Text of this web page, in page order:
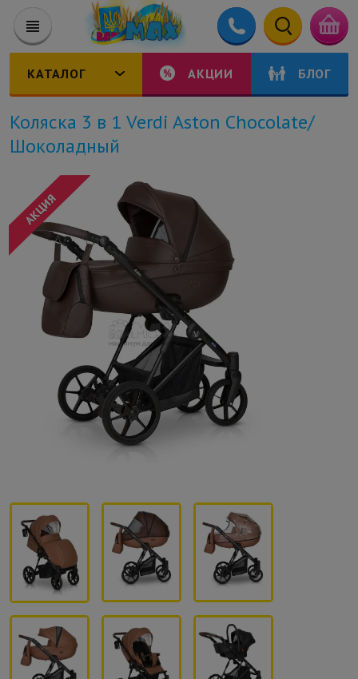
КАТАЛОГ АКЦИИ БЛОГ
Коляска 3 в 1 Verdi Aston Chocolate/
Шоколадный